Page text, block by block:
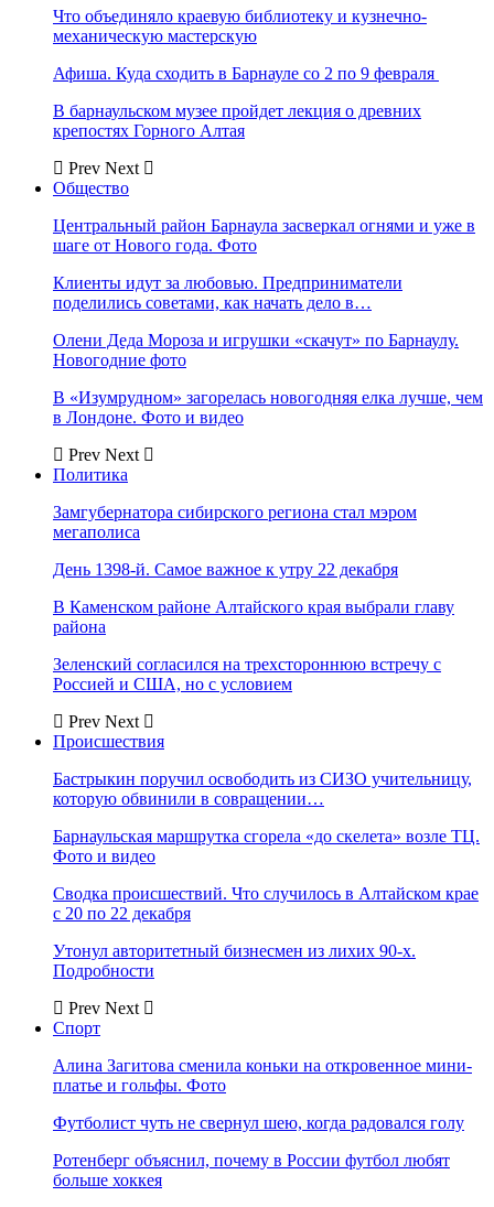
Что объединяло краевую библиотеку и кузнечно-
механическую мастерскую
Афиша. Куда сходить в Барнауле со 2 по 9 февраля
В барнаульском музее пройдет лекция о древних
крепостях Горного Алтая
Prev Next
Общество
Центральный район Барнаула засверкал огнями и уже в
шаге от Нового года. Фото
Клиенты идут за любовью. Предприниматели
поделились советами, как начать дело в…
Олени Деда Мороза и игрушки «скачут» по Барнаулу.
Новогодние фото
В «Изумрудном» загорелась новогодняя елка лучше, чем
в Лондоне. Фото и видео
Prev Next
Политика
Замгубернатора сибирского региона стал мэром
мегаполиса
День 1398-й. Самое важное к утру 22 декабря
В Каменском районе Алтайского края выбрали главу
района
Зеленский согласился на трехстороннюю встречу с
Россией и США, но с условием
Prev Next
Происшествия
Бастрыкин поручил освободить из СИЗО учительницу,
которую обвинили в совращении…
Барнаульская маршрутка сгорела «до скелета» возле ТЦ.
Фото и видео
Сводка происшествий. Что случилось в Алтайском крае
с 20 по 22 декабря
Утонул авторитетный бизнесмен из лихих 90-х.
Подробности
Prev Next
Спорт
Алина Загитова сменила коньки на откровенное мини-
платье и гольфы. Фото
Футболист чуть не свернул шею, когда радовался голу
Ротенберг объяснил, почему в России футбол любят
больше хоккея